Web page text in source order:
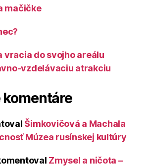
mačičke
vracia do svojho areálu
vzdelávaciu atrakciu
komentáre
Šimkovičová a Machala
Múzea rusínskej kultúry
Zmysel a ničota –